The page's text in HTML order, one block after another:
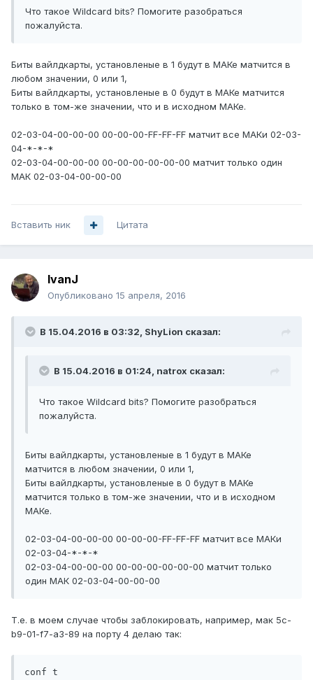
Что такое Wildcard bits? Помогите разобраться
пожалуйста.
Биты вайлдкарты, установленые в 1 будут в МАКе матчится в
любом значении, 0 или 1,
Биты вайлдкарты, установленые в 0 будут в МАКе матчится
только в том-же значении, что и в исходном МАКе.
02-03-04-00-00-00 00-00-00-FF-FF-FF матчит все МАКи 02-03-
04-*-*-*
02-03-04-00-00-00 00-00-00-00-00-00 матчит только один
МАК 02-03-04-00-00-00
Вставить ник Цитата
IvanJ
Опубликовано 15 апреля, 2016
В 15.04.2016 в 03:32, ShyLion сказал:
В 15.04.2016 в 01:24, natrox сказал:
Что такое Wildcard bits? Помогите разобраться
пожалуйста.
Биты вайлдкарты, установленые в 1 будут в МАКе
матчится в любом значении, 0 или 1,
Биты вайлдкарты, установленые в 0 будут в МАКе
матчится только в том-же значении, что и в исходном
МАКе.
02-03-04-00-00-00 00-00-00-FF-FF-FF матчит все МАКи
02-03-04-*-*-*
02-03-04-00-00-00 00-00-00-00-00-00 матчит только
один МАК 02-03-04-00-00-00
Т.е. в моем случае чтобы заблокировать, например, мак 5c-
b9-01-f7-a3-89 на порту 4 делаю так:
conf t